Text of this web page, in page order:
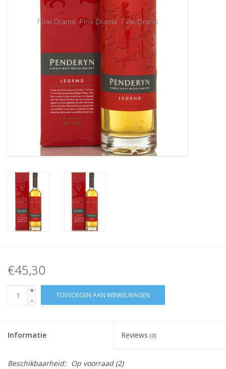
€45,30
+
-
TOEVOEGEN AAN WINKELWAGEN
Informatie Reviews (0)
Beschikbaarheid: Op voorraad(2)